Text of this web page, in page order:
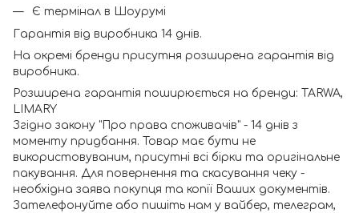
Є термінал в Шоурумі
Гарантія від виробника 14 днів.
На окремі бренди присутня розширена гарантія від
виробника.
Розширена гарантія поширюється на бренди: TARWA,
LIMARY
Згідно закону "Про права споживачів" - 14 днів з
моменту придбання. Товар має бути не
використовуваним, присутні всі бірки та оригінальне
пакування. Для повернення та скасування чеку -
необхідна заява покупця та копії Ваших документів.
Зателефонуйте або пишіть нам у вайбер, телеграм,